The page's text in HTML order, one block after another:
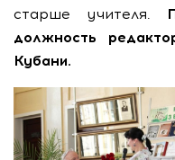
старше учителя.
должность
Кубани.